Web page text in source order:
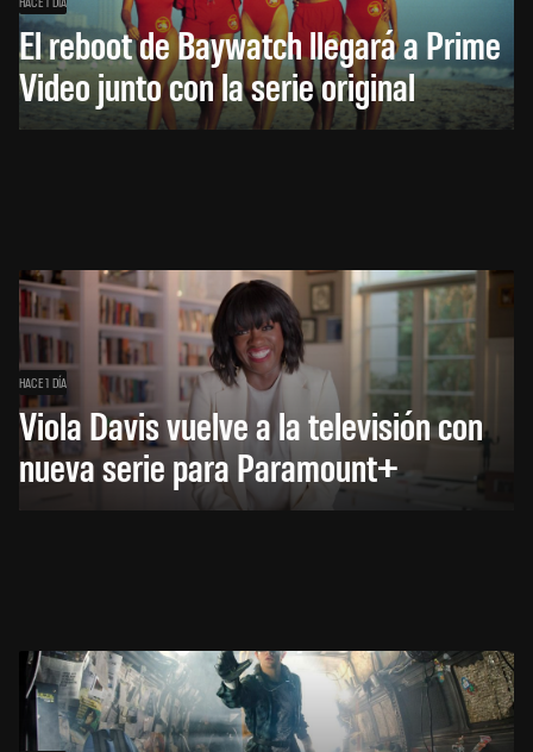
El reboot de Baywatch llegará a Prime
Video junto con la serie original
HACE 1 DÍA
Viola Davis vuelve a la televisión con
nueva serie para Paramount+